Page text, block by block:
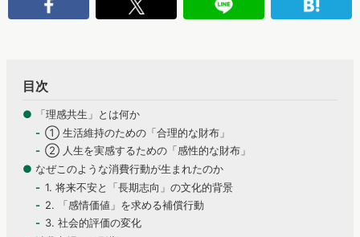
目次
● 「理感共生」とは何か
① 生活維持のための「合理的な財布」
② 人生を実感するための「感性的な財布」
● なぜこのような消費行動が生まれたのか
1. 将来不安と「長期志向」の文化的背景
2. 「感情価値」を求める補償行動
3. 社会的評価の変化